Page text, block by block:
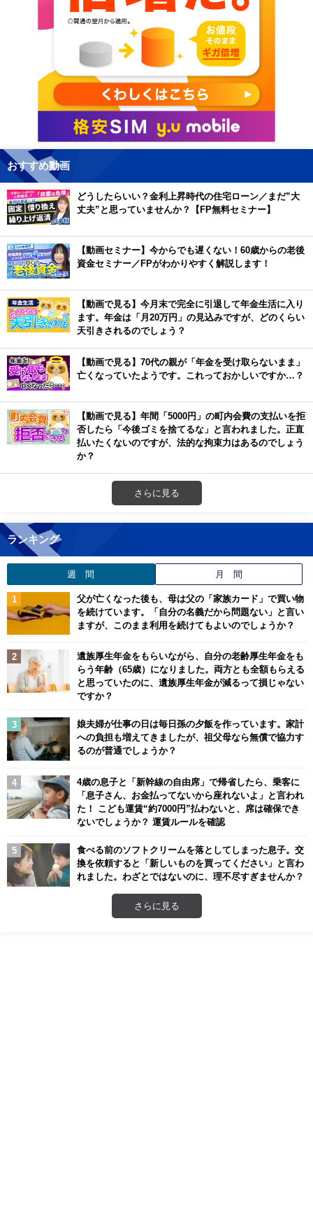
おすすめ動画
どうしたらいい？金利上昇時代の住宅ローン／まだ”大
丈夫”と思っていませんか？【FP無料セミナー】
【動画セミナー】今からでも遅くない！60歳からの老後
資金セミナー／FPがわかりやすく解説します！
【動画で見る】今月末で完全に引退して年金生活に入り
ます。年金は「月20万円」の見込みですが、どのくらい
天引きされるのでしょう？
【動画で見る】70代の親が「年金を受け取らないまま」
亡くなっていたようです。これっておかしいですか…？
【動画で見る】年間「5000円」の町内会費の支払いを拒
否したら「今後ゴミを捨てるな」と言われました。正直
払いたくないのですが、法的な拘束力はあるのでしょう
か？
さらに見る
ランキング
週 間 月 間
父が亡くなった後も、母は父の「家族カード」で買い物
を続けています。「自分の名義だから問題ない」と言い
ますが、このまま利用を続けてもよいのでしょうか？
遺族厚生年金をもらいながら、自分の老齢厚生年金をも
らう年齢（65歳）になりました。両方とも全額もらえる
と思っていたのに、遺族厚生年金が減るって損じゃない
ですか？
娘夫婦が仕事の日は毎日孫の夕飯を作っています。家計
への負担も増えてきましたが、祖父母なら無償で協力す
るのが普通でしょうか？
4歳の息子と「新幹線の自由席」で帰省したら、乗客に
「息子さん、お金払ってないから座れないよ」と言われ
た！ こども運賃“約7000円”払わないと、席は確保でき
ないでしょうか？ 運賃ルールを確認
食べる前のソフトクリームを落としてしまった息子。交
換を依頼すると「新しいものを買ってください」と言わ
れました。わざとではないのに、理不尽すぎませんか？
さらに見る